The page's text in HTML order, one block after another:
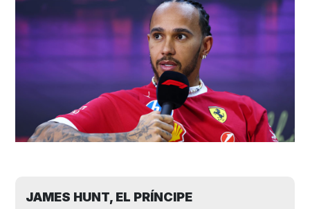
JAMES HUNT, EL PRÍNCIPE